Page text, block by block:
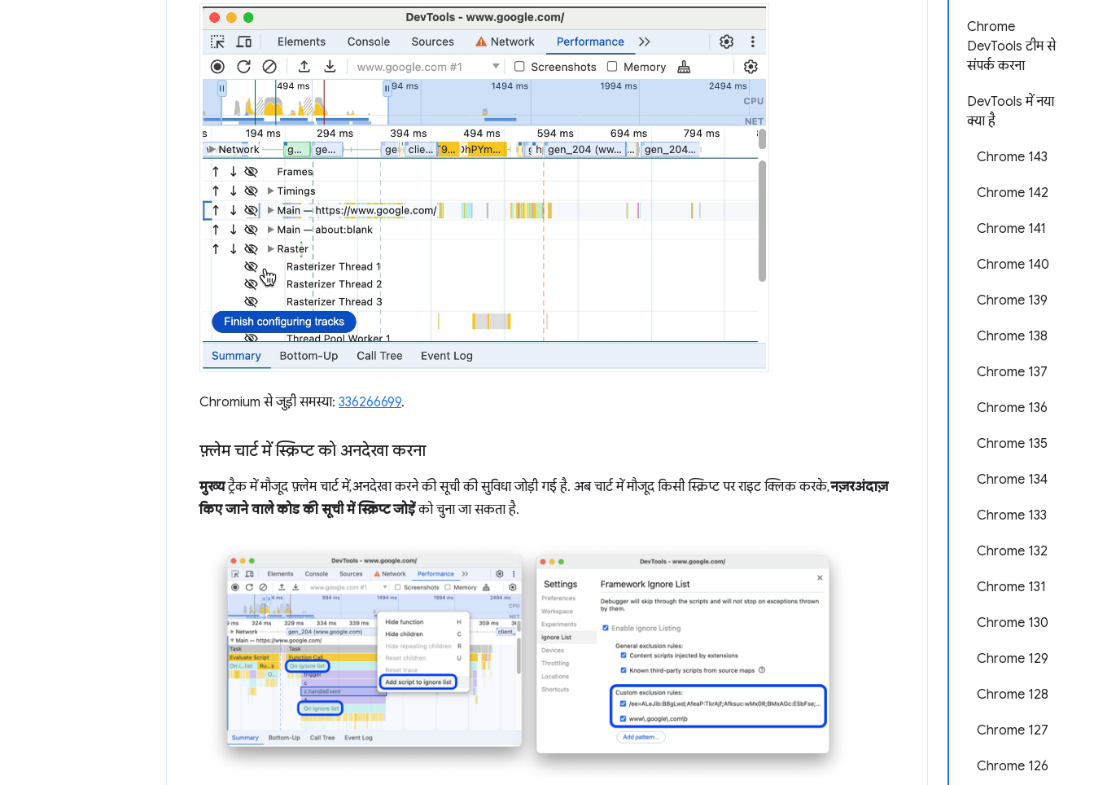
Chrome
DevTools टीम से
संपर्क करना
DevTools में नया
क्या है
Chrome 143
Chrome 142
Chrome 141
Chrome 140
Chrome 139
Chrome 138
Chrome 137
Chrome 136
Chrome 135
Chrome 134
Chrome 133
Chrome 132
Chrome 131
Chrome 130
Chrome 129
Chrome 128
Chrome 127
Chrome 126
Chromium से जुड़ी समस्या: 336266699.
फ़्लेम चार्ट में स्क्रिप्ट को अनदेखा करना
मुख्यट्रैक में मौजूद फ़्लेम चार्ट में, अनदेखा करने की सूची की सुविधा जोड़ी गई है. अब चार्ट में मौजूद किसी स्क्रिप्ट पर राइट क्लिक करके,नज़रअंदाज़
किए जाने वाले कोड की सूची में स्क्रिप्ट जोड़ेंको चुना जा सकता है.